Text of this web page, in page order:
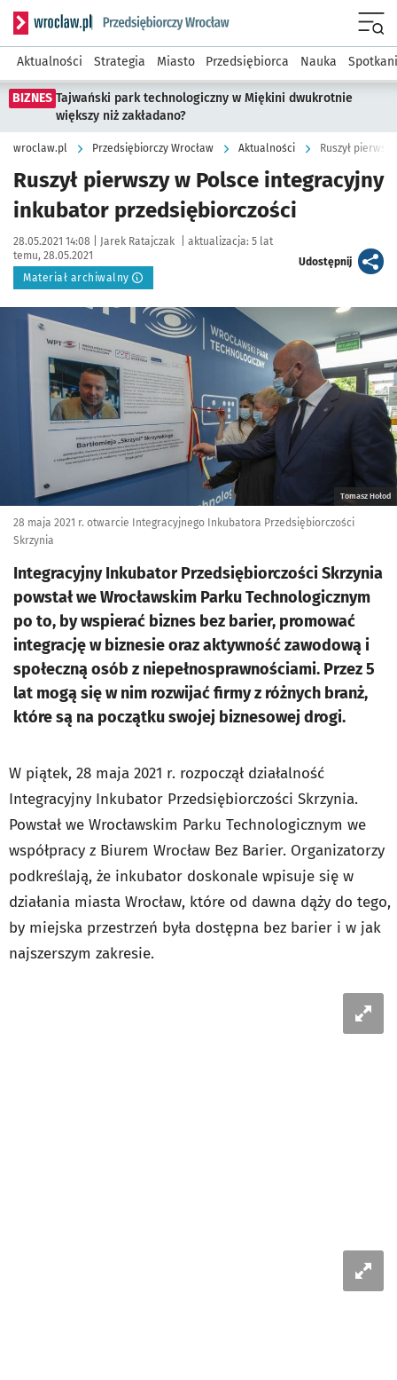
Serwis informacyjny wroclaw.pl podserwis: Strategia
Aktualności Strategia Miasto Przedsiębiorca Nauka
BIZNES Tajwański park technologiczny w Miękini dwukrotnie
większy niż zakładano?
wroclaw.pl Przedsiębiorczy Wrocław Aktualności Ruszył
Ruszył pierwszy w Polsce integracyjny
inkubator przedsiębiorczości
Data publikacji:
28.05.2021 14:08 | Autor:
Jarek Ratajczak aktualizacja: 5 lat
temu, 28.05.2021
Materiał archiwalny
Udostępnijartykuł
Kliknij, aby powiększyć
Tomasz Hołod
28 maja 2021 r. otwarcie Integracyjnego Inkubatora Przedsiębiorczości
Skrzynia
Integracyjny Inkubator Przedsiębiorczości Skrzynia
powstał we Wrocławskim Parku Technologicznym
po to, by wspierać biznes bez barier, promować
integrację w biznesie oraz aktywność zawodową i
społeczną osób z niepełnosprawnościami. Przez 5
lat mogą się w nim rozwijać firmy z różnych branż,
które są na początku swojej biznesowej drogi.
W piątek, 28 maja 2021 r. rozpoczął działalność
Integracyjny Inkubator Przedsiębiorczości Skrzynia.
Powstał we Wrocławskim Parku Technologicznym we
współpracy z Biurem Wrocław Bez Barier. Organizatorzy
podkreślają, że inkubator doskonale wpisuje się w
działania miasta Wrocław, które od dawna dąży do tego,
by miejska przestrzeń była dostępna bez barier i w jak
najszerszym zakresie.